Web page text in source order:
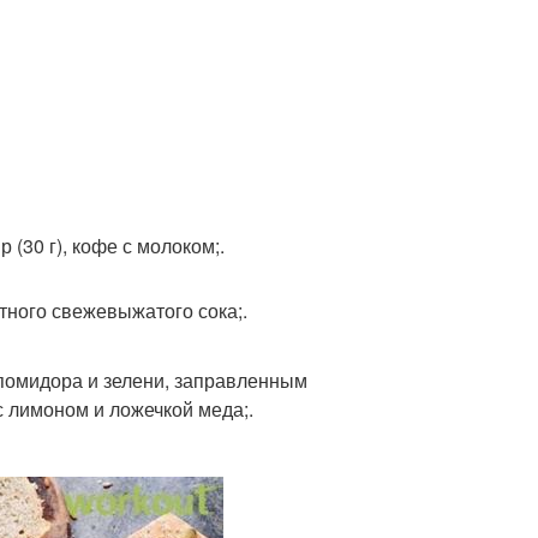
(30 г), кофе с молоком;.
свежевыжатого сока;.
и зелени, заправленным
лимоном и ложечкой меда;.